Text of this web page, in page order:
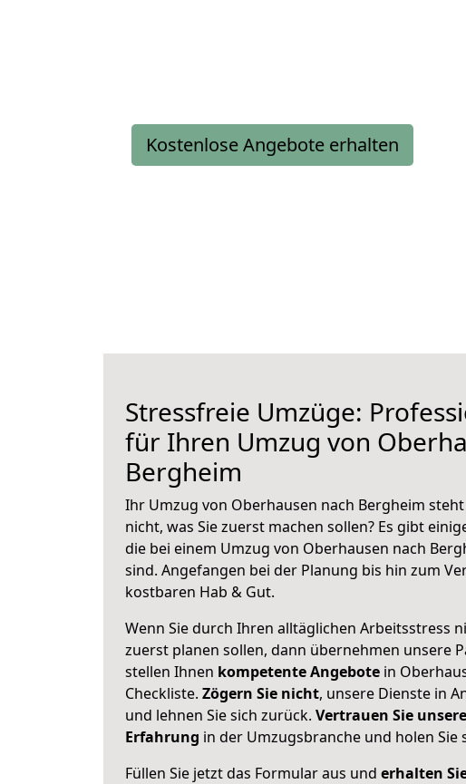
Kostenlose Angebote erhalten
Stressfreie Umzüge:
für Ihren Umzug von
Bergheim
Ihr Umzug von Oberhausen nach Bergheim
nicht, was Sie zuerst machen sollen? Es gibt
die bei einem Umzug von Oberhausen nach
sind. Angefangen bei der Planung bis hin zum
kostbaren Hab & Gut.
Wenn Sie durch Ihren alltäglichen Arbeitsstress
zuerst planen sollen, dann übernehmen unsere
stellen Ihnen kompetente Angebote in
Checkliste. Zögern Sie nicht, unsere Dienste in
und lehnen Sie sich zurück. Vertrauen Sie
Erfahrung in der Umzugsbranche und holen Sie
Füllen Sie jetzt das Formular aus und erhalten